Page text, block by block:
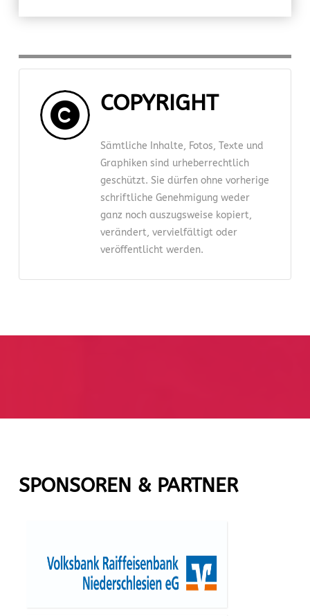
COPYRIGHT
Sämtliche Inhalte, Fotos, Texte und
Graphiken sind urheberrechtlich
geschützt. Sie dürfen ohne vorherige
schriftliche Genehmigung weder
ganz noch auszugsweise kopiert,
verändert, vervielfältigt oder
veröffentlicht werden.
SPONSOREN & PARTNER